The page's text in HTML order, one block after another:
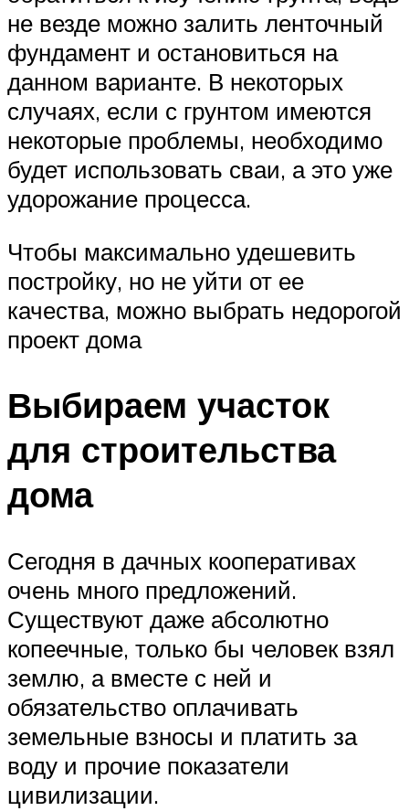
не везде можно залить ленточный
фундамент и остановиться на
данном варианте. В некоторых
случаях, если с грунтом имеются
некоторые проблемы, необходимо
будет использовать сваи, а это уже
удорожание процесса.
Чтобы максимально удешевить
постройку, но не уйти от ее
качества, можно выбрать недорогой
проект дома
Выбираем участок
для строительства
дома
Сегодня в дачных кооперативах
очень много предложений.
Существуют даже абсолютно
копеечные, только бы человек взял
землю, а вместе с ней и
обязательство оплачивать
земельные взносы и платить за
воду и прочие показатели
цивилизации.